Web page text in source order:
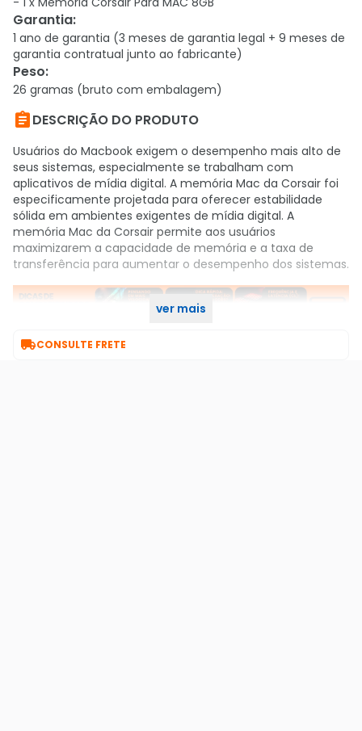
Garantia:
1 ano de garantia (3 meses de garantia legal + 9 meses de
garantia contratual junto ao fabricante)
Peso:
26 gramas (bruto com embalagem)
DESCRIÇÃO DO PRODUTO
Usuários do Macbook exigem o desempenho mais alto de
seus sistemas, especialmente se trabalham com
aplicativos de mídia digital. A memória Mac da Corsair foi
especificamente projetada para oferecer estabilidade
sólida em ambientes exigentes de mídia digital. A
memória Mac da Corsair permite aos usuários
maximizarem a capacidade de memória e a taxa de
transferência para aumentar o desempenho dos sistemas.
ver mais
CONSULTE FRETE